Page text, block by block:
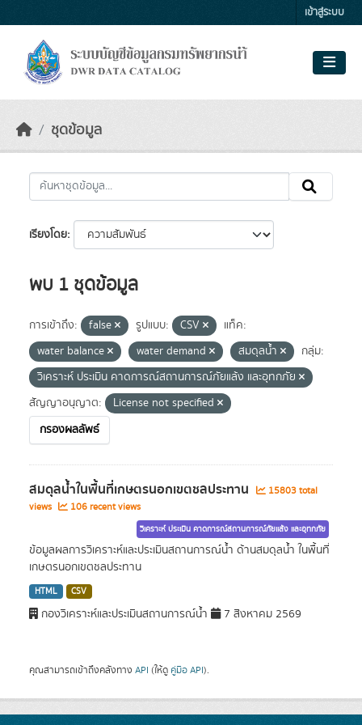
เข้าสู่ระบบ
ชุดข้อมูล
เรียงโดย
พบ 1 ชุดข้อมูล
การเข้าถึง: false รูปแบบ: CSV
แท็ค:
water balance
water demand สมดุลน้ำ
กลุ่ม:
วิเคราะห์ ประเมิน คาดการณ์สถานการณ์ภัยแล้ง และอุทกภัย
สัญญาอนุญาต:
License not specified
กรองผลลัพธ์
สมดุลน้ำในพื้นที่เกษตรนอกเขตชลประทาน
15803 total
views
106 recent views
วิเคราะห์ ประเมิน คาดการณ์สถานการณ์ภัยแล้ง และอุทกภัย
ข้อมูลผลการวิเคราะห์และประเมินสถานการณ์น้ำ ด้านสมดุลน้ำ ในพื้นที่
เกษตรนอกเขตชลประทาน
HTML CSV
กองวิเคราะห์และประเมินสถานการณ์น้ำ 7 สิงหาคม 2569
คุณสามารถเข้าถึงคลังทาง API (ให้ดู คู่มือ API).